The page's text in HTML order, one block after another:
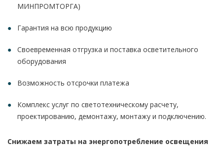
МИНПРОМТОРГА)
Гарантия на всю продукцию
Своевременная отгрузка и поставка осветительного
оборудования
Возможность отсрочки платежа
Комплекс услуг по светотехническому расчету,
проектированию, демонтажу, монтажу и подключению.
Снижаем затраты на энергопотребление освещения